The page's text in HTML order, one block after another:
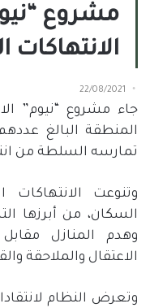
مشروع
22/08/2021
جاء مشروع“ نيوم”
المنطقة البالغ
تمارسه السلطة من
وتنوعت
السكان، من أبرزها
وهدم المنازل
الاعتقال والملاحقة
وتعرض النظام